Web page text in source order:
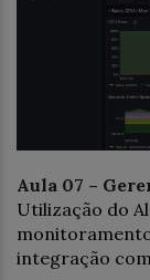
Aula 07 –
Utilização do
integração